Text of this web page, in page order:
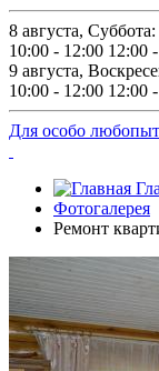
8 августа, Суббота:
10:00 - 12:00 12:00
9 августа,
10:00 - 12:00 12:00
Для особо
Фотогалерея
Ремонт